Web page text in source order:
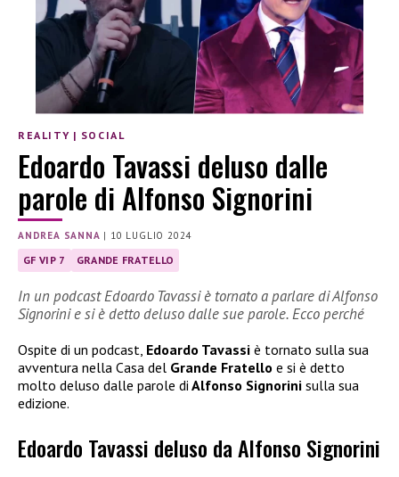
REALITY | SOCIAL
Edoardo Tavassi deluso dalle
parole di Alfonso Signorini
ANDREA SANNA | 10 LUGLIO 2024
GF VIP 7 GRANDE FRATELLO
In un podcast Edoardo Tavassi è tornato a parlare di Alfonso
Signorini e si è detto deluso dalle sue parole. Ecco perché
Ospite di un podcast, Edoardo Tavassi è tornato sulla sua
avventura nella Casa del Grande Fratello e si è detto
molto deluso dalle parole di Alfonso Signorini sulla sua
edizione.
Edoardo Tavassi deluso da Alfonso Signorini